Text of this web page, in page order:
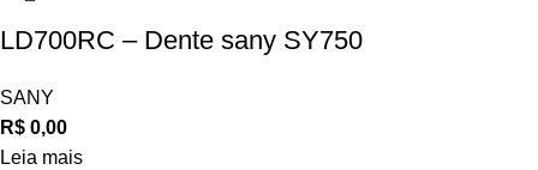
LD700RC – Dente sany SY750
SANY
R$ 0,00
Leia mais